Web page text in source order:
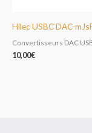
Hilec USBC DAC-
Convertisseurs DAC
10,00€